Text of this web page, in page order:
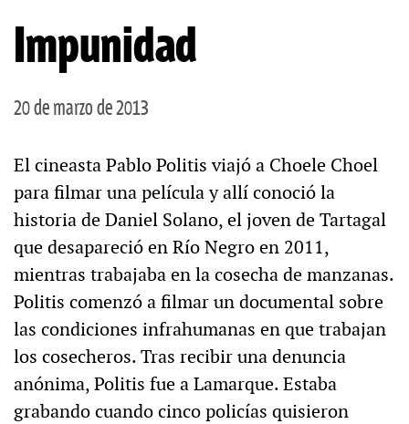
Impunidad
20 de marzo de 2013
El cineasta Pablo Politis viajó a Choele Choel
para filmar una película y allí conoció la
historia de Daniel Solano, el joven de Tartagal
que desapareció en Río Negro en 2011,
mientras trabajaba en la cosecha de manzanas.
Politis comenzó a filmar un documental sobre
las condiciones infrahumanas en que trabajan
los cosecheros. Tras recibir una denuncia
anónima, Politis fue a Lamarque. Estaba
grabando cuando cinco policías quisieron